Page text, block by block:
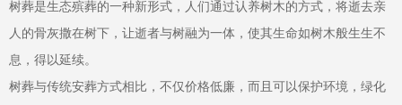
树葬是生态殡葬的一种新形式，人们通过认养树木的方式，将逝去亲
人的骨灰撒在树下，让逝者与树融为一体，使其生命如树木般生生不
息，得以延续。
树葬与传统安葬方式相比，不仅价格低廉，而且可以保护环境，绿化